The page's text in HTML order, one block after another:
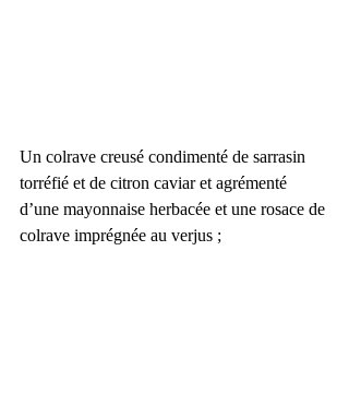
Un colrave creusé condimenté de sarrasin
torréfié et de citron caviar et agrémenté
d’une mayonnaise herbacée et une rosace de
colrave imprégnée au verjus ;